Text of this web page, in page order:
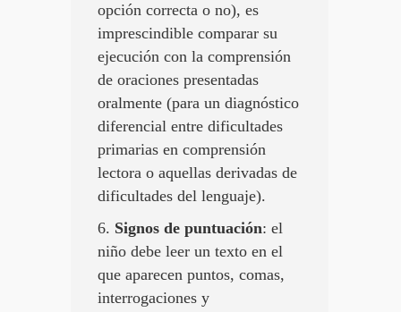
opción correcta o no), es
imprescindible comparar su
ejecución con la comprensión
de oraciones presentadas
oralmente (para un diagnóstico
diferencial entre dificultades
primarias en comprensión
lectora o aquellas derivadas de
dificultades del lenguaje).
6. Signos de puntuación: el
niño debe leer un texto en el
que aparecen puntos, comas,
interrogaciones y